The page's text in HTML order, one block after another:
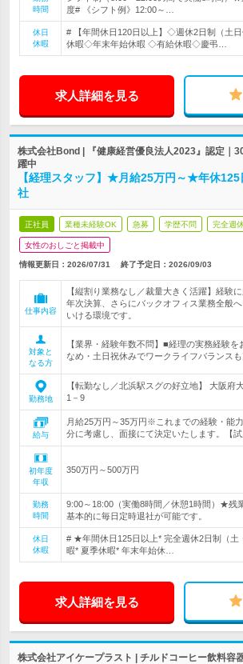
時間
度# 《シフト例》12:00～…
休日
休暇
# 【年間休日120日以上】◇週休2日制（土
休暇◇年末年始休暇 ◇有給休暇◇慶弔…
求人詳細を見る
株式会社Bond | 『健康経営優良法人2023』認定｜
躍中
【経理スタッフ】★月給25万円～★年休
社
正社員 業種未経験OK 急募 学歴不問 完全週
女性のおしごと掲載中
情報更新日：2026/07/31 終了予定日： 2026/09/03
仕事内容
【縦割り業務なし／裁量大きく活躍】経験
年次決算、さらにバックオフィス業務全般
いける環境です。
対象と
なる方
【業界・経験年数不問】■経理の実務経験
なめ・土日祝休みでワークライフバランスも
勤務地
【転勤なし／北浜駅スグの好立地】 大阪府
1－9
給与
月給25万円～35万円※これまでの経験・能
分に考慮し、面接にて決定いたします。【
初年度
年収
350万円～500万円
勤務
時間
9:00～18:00（実働8時間／休憩1時間）★残
基本的に毎日定時退社が可能です。
休日
休暇
# ★年間休日125日以上* 完全週休2日制（土
暇* 夏季休暇* 年末年始休…
求人詳細を見る
株式会社アイケープラスト | チルドコーヒー飲料容